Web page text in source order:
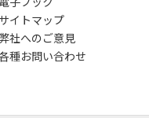
サイトマップ
社へのご意見
種お問い合わせ